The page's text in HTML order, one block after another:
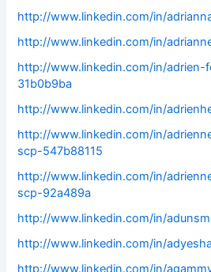
http://www.linkedin.com/in/
http://www.linkedin.com/in/
http://www.linkedin.com/in/adrien-
31b0b9ba
http://www.linkedin.com/in/
http://www.linkedin.com/in/
scp-547b88115
http://www.linkedin.com/in/
scp-92a489a
http://www.linkedin.com/in/
http://www.linkedin.com/in/
http://www.linkedin.com/in/